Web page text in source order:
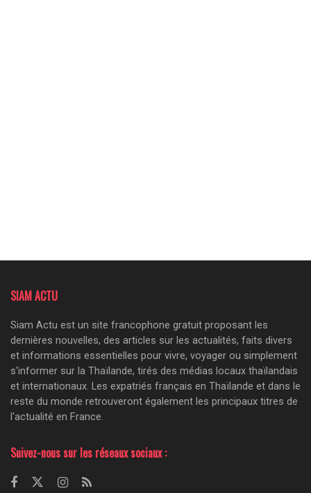
SIAM ACTU
Siam Actu est un site francophone gratuit proposant les
dernières nouvelles, des articles sur les actualités, faits divers
et informations essentielles pour vivre, voyager ou simplement
s'informer sur la Thaïlande, tirés des médias locaux thaïlandais
et internationaux. Les expatriés français en Thaïlande et dans le
reste du monde retrouveront également les principaux titres de
l'actualité en France.
Suivez-nous sur les réseaux sociaux :